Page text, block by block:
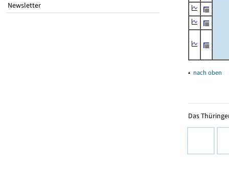
Newsletter
▴ nach oben
Das